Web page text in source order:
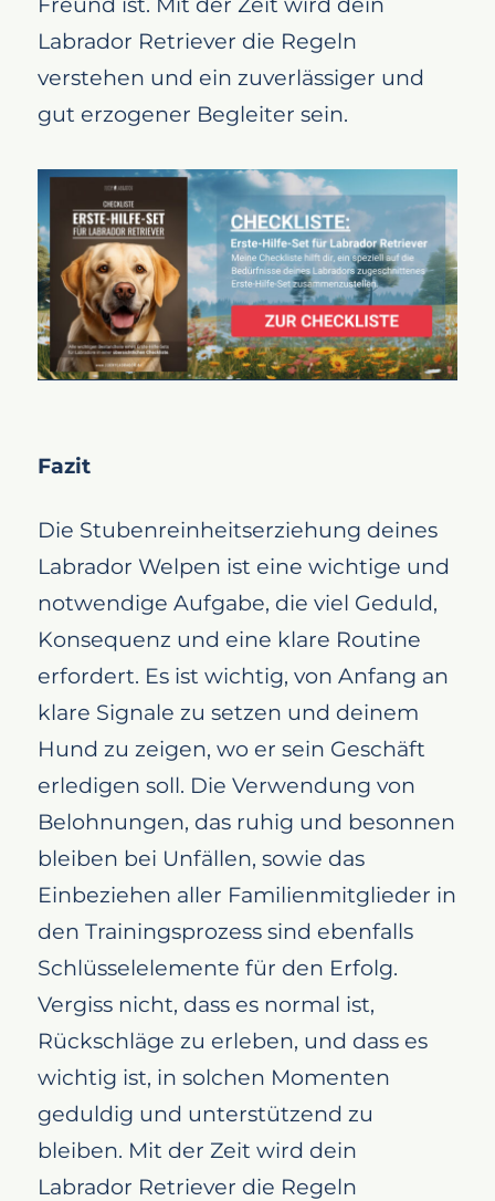
Labrador Retriever die Regeln
verstehen und ein zuverlässiger und
gut erzogener Begleiter sein.
Fazit
Die Stubenreinheitserziehung deines
Labrador Welpen ist eine wichtige und
notwendige Aufgabe, die viel Geduld,
Konsequenz und eine klare Routine
erfordert. Es ist wichtig, von Anfang an
klare Signale zu setzen und deinem
Hund zu zeigen, wo er sein Geschäft
erledigen soll. Die Verwendung von
Belohnungen, das ruhig und besonnen
bleiben bei Unfällen, sowie das
Einbeziehen aller Familienmitglieder in
den Trainingsprozess sind ebenfalls
Schlüsselelemente für den Erfolg.
Vergiss nicht, dass es normal ist,
Rückschläge zu erleben, und dass es
wichtig ist, in solchen Momenten
geduldig und unterstützend zu
bleiben. Mit der Zeit wird dein
Labrador Retriever die Regeln